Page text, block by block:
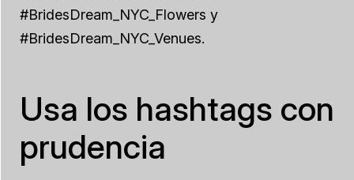
#BridesDream_NYC_Flowers y
#BridesDream_NYC_Venues.
Usa los hashtags con
prudencia